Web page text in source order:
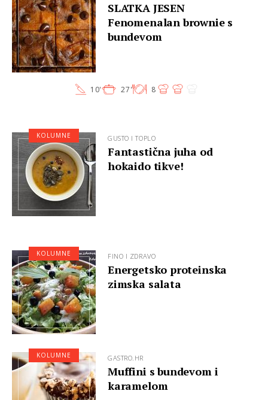
SLATKA JESEN
Fenomenalan brownie s
bundevom
10' 27' 8
GUSTO I TOPLO
Fantastična juha od
hokaido tikve!
KOLUMNE
FINO I ZDRAVO
Energetsko proteinska
zimska salata
KOLUMNE
GASTRO.HR
Muffini s bundevom i
karamelom
KOLUMNE